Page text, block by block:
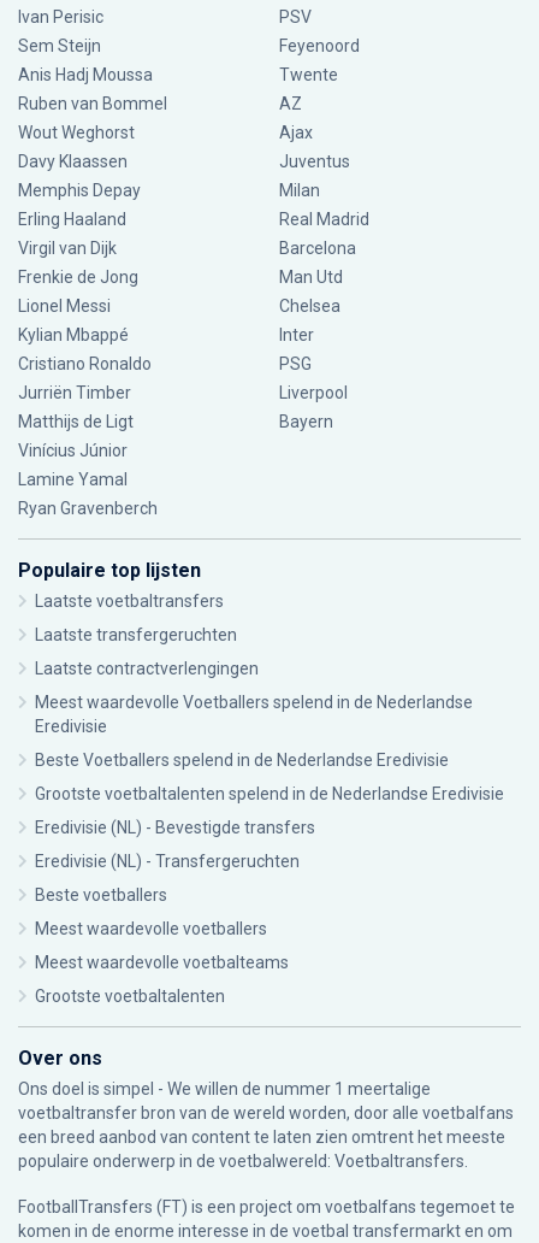
Ivan Perisic
Sem Steijn
Anis Hadj Moussa
Ruben van Bommel
Wout Weghorst
Davy Klaassen
Memphis Depay
Erling Haaland
Virgil van Dijk
Frenkie de Jong
Lionel Messi
Kylian Mbappé
Cristiano Ronaldo
Jurriën Timber
Matthijs de Ligt
Vinícius Júnior
Lamine Yamal
Ryan Gravenberch
PSV
Feyenoord
Twente
AZ
Ajax
Juventus
Milan
Real Madrid
Barcelona
Man Utd
Chelsea
Inter
PSG
Liverpool
Bayern
Populaire top lijsten
Laatste voetbaltransfers
Laatste transfergeruchten
Laatste contractverlengingen
Meest waardevolle Voetballers spelend in de Nederlandse
Eredivisie
Beste Voetballers spelend in de Nederlandse Eredivisie
Grootste voetbaltalenten spelend in de Nederlandse Eredivisie
Eredivisie (NL) - Bevestigde transfers
Eredivisie (NL) - Transfergeruchten
Beste voetballers
Meest waardevolle voetballers
Meest waardevolle voetbalteams
Grootste voetbaltalenten
Over ons
Ons doel is simpel - We willen de nummer 1 meertalige
voetbaltransfer bron van de wereld worden, door alle voetbalfans
een breed aanbod van content te laten zien omtrent het meeste
populaire onderwerp in de voetbalwereld: Voetbaltransfers.
FootballTransfers (FT) is een project om voetbalfans tegemoet te
komen in de enorme interesse in de voetbal transfermarkt en om